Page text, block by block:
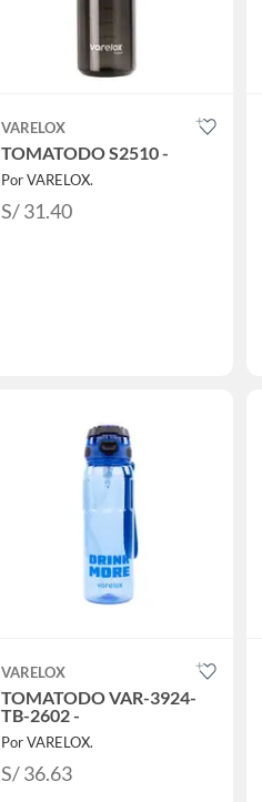
VARELOX
TOMATODO S2510 -
Por VARELOX.
S/ 31.40
VARELOX
TOMATODO VAR-3924-
TB-2602 -
Por VARELOX.
S/ 36.63